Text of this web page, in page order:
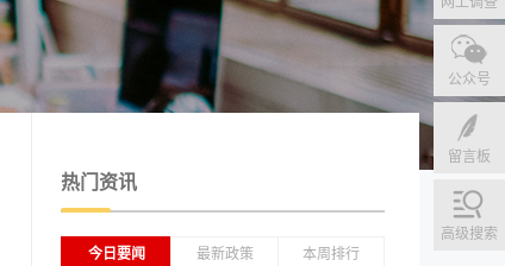
公众号
留言板
高级搜索
热门资讯
今日要闻 最新政策 本周排行